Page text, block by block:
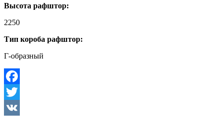
Высота рафштор:
2250
Тип короба рафштор:
Г-образный
Facebook
Twitter